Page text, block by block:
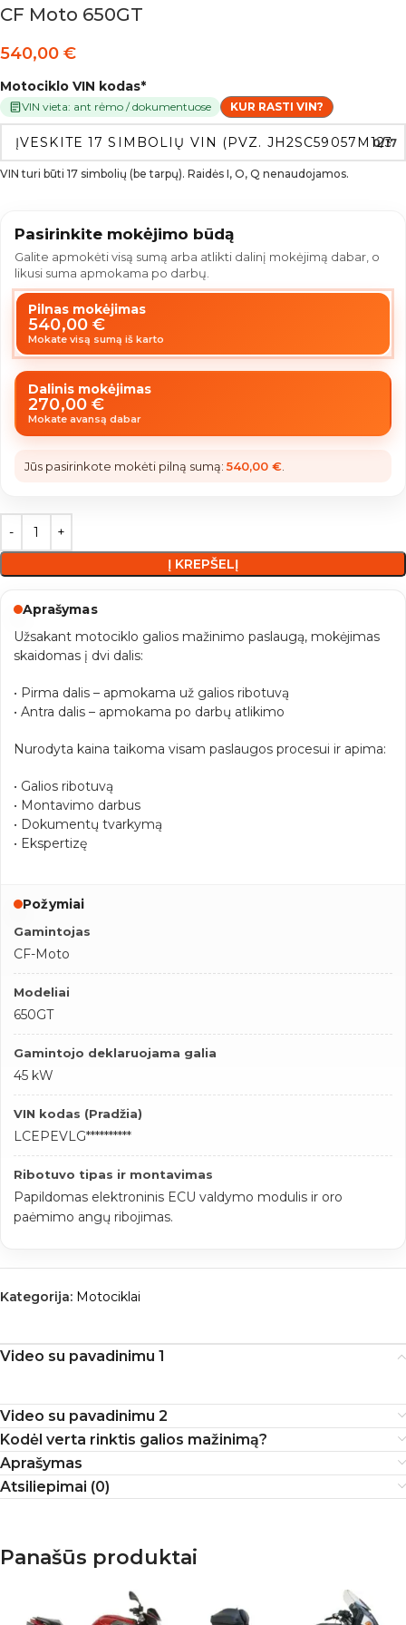
CF Moto 650GT
540,00 €
Motociklo VIN kodas*
VIN vieta: ant rėmo / dokumentuose KUR RASTI VIN?
0/17
VIN turi būti 17 simbolių (be tarpų). Raidės I, O, Q nenaudojamos.
Pasirinkite mokėjimo būdą
Galite apmokėti visą sumą arba atlikti dalinį mokėjimą dabar, o
likusi suma apmokama po darbų.
Pilnas mokėjimas
540,00€
Mokate visą sumą iš karto
Dalinis mokėjimas
270,00€
Mokate avansą dabar
Jūs pasirinkote mokėti pilną sumą: 540,00 €
Į KREPŠELĮ
Aprašymas
Užsakant motociklo galios mažinimo paslaugą, mokėjimas
skaidomas į dvi dalis:
• Pirma dalis – apmokama už galios ribotuvą
• Antra dalis – apmokama po darbų atlikimo
Nurodyta kaina taikoma visam paslaugos procesui ir apima:
• Galios ribotuvą
• Montavimo darbus
• Dokumentų tvarkymą
• Ekspertizę
Požymiai
Gamintojas
CF-Moto
Modeliai
650GT
Gamintojo deklaruojama galia
45 kW
VIN kodas (Pradžia)
LCEPEVLG**********
Ribotuvo tipas ir montavimas
Papildomas elektroninis ECU valdymo modulis ir oro
paėmimo angų ribojimas.
Kategorija: Motociklai
Video su pavadinimu 1
Video su pavadinimu 2
Kodėl verta rinktis galios mažinimą?
Aprašymas
Atsiliepimai (0)
Panašūs produktai